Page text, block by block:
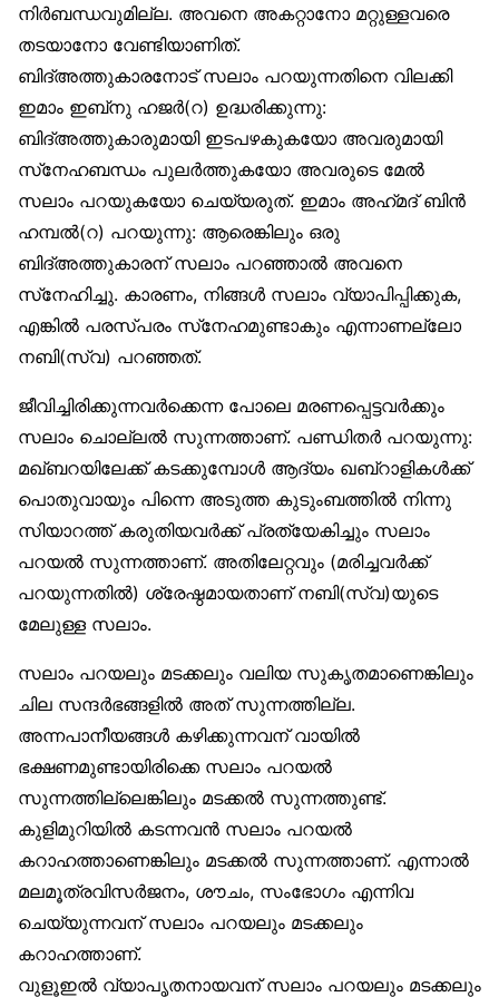
നിർബന്ധവുമില്ല. അവനെ അകറ്റാനോ മറ്റുള്ളവരെ
തടയാനോ വേണ്ടിയാണിത്.
ബിദ്അത്തുകാരനോട് സലാം പറയുന്നതിനെ വിലക്കി
ഇമാം ഇബ്‌നു ഹജർ(റ) ഉദ്ധരിക്കുന്നു:
ബിദ്അത്തുകാരുമായി ഇടപഴകുകയോ അവരുമായി
സ്‌നേഹബന്ധം പുലർത്തുകയോ അവരുടെ മേൽ
സലാം പറയുകയോ ചെയ്യരുത്. ഇമാം അഹ്‌മദ് ബിൻ
ഹമ്പൽ(റ) പറയുന്നു: ആരെങ്കിലും ഒരു
ബിദ്അത്തുകാരന് സലാം പറഞ്ഞാൽ അവനെ
സ്‌നേഹിച്ചു. കാരണം, നിങ്ങൾ സലാം വ്യാപിപ്പിക്കുക,
എങ്കിൽ പരസ്പരം സ്‌നേഹമുണ്ടാകും എന്നാണല്ലോ
നബി(സ്വ) പറഞ്ഞത്.
ജീവിച്ചിരിക്കുന്നവർക്കെന്ന പോലെ മരണപ്പെട്ടവർക്കും
സലാം ചൊല്ലൽ സുന്നത്താണ്. പണ്ഡിതർ പറയുന്നു:
മഖ്ബറയിലേക്ക് കടക്കുമ്പോൾ ആദ്യം ഖബ്‌റാളികൾക്ക്
പൊതുവായും പിന്നെ അടുത്ത കുടുംബത്തിൽ നിന്നു
സിയാറത്ത് കരുതിയവർക്ക് പ്രത്യേകിച്ചും സലാം
പറയൽ സുന്നത്താണ്. അതിലേറ്റവും (മരിച്ചവർക്ക്
പറയുന്നതിൽ) ശ്രേഷ്ഠമായതാണ് നബി(സ്വ)യുടെ
മേലുള്ള സലാം.
സലാം പറയലും മടക്കലും വലിയ സുകൃതമാണെങ്കിലും
ചില സന്ദർഭങ്ങളിൽ അത് സുന്നത്തില്ല.
അന്നപാനീയങ്ങൾ കഴിക്കുന്നവന് വായിൽ
ഭക്ഷണമുണ്ടായിരിക്കെ സലാം പറയൽ
സുന്നത്തില്ലെങ്കിലും മടക്കൽ സുന്നത്തുണ്ട്.
കുളിമുറിയിൽ കടന്നവൻ സലാം പറയൽ
കറാഹത്താണെങ്കിലും മടക്കൽ സുന്നത്താണ്. എന്നാൽ
മലമൂത്രവിസർജനം, ശൗചം, സംഭോഗം എന്നിവ
ചെയ്യുന്നവന് സലാം പറയലും മടക്കലും
കറാഹത്താണ്.
വുളൂഇൽ വ്യാപൃതനായവന് സലാം പറയലും മടക്കലും